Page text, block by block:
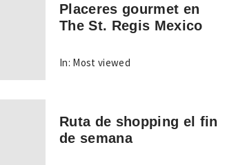
Placeres gourmet en
The St. Regis Mexico
In: Most viewed
Ruta de shopping el fin
de semana